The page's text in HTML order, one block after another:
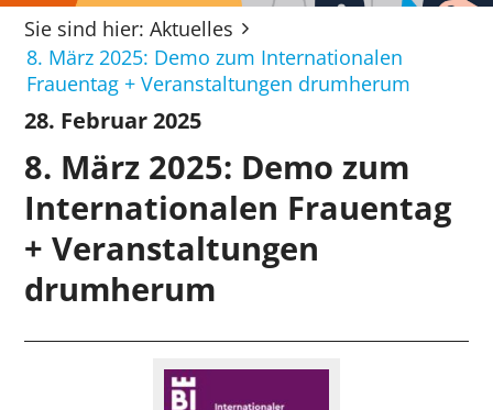
Sie sind hier: Aktuelles
8. März 2025: Demo zum Internationalen
Frauentag + Veranstaltungen drumherum
28. Februar 2025
8. März 2025: Demo zum
Internationalen Frauentag
+ Veranstaltungen
drumherum